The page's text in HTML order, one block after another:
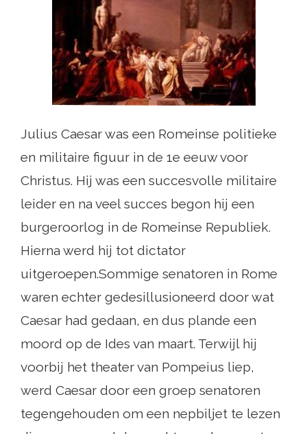
Julius Caesar was een Romeinse politieke
en militaire figuur in de 1e eeuw voor
Christus. Hij was een succesvolle militaire
leider en na veel succes begon hij een
burgeroorlog in de Romeinse Republiek.
Hierna werd hij tot dictator
uitgeroepen.Sommige senatoren in Rome
waren echter gedesillusioneerd door wat
Caesar had gedaan, en dus plande een
moord op de Ides van maart. Terwijl hij
voorbij het theater van Pompeius liep,
werd Caesar door een groep senatoren
tegengehouden om een ​​nepbiljet te lezen